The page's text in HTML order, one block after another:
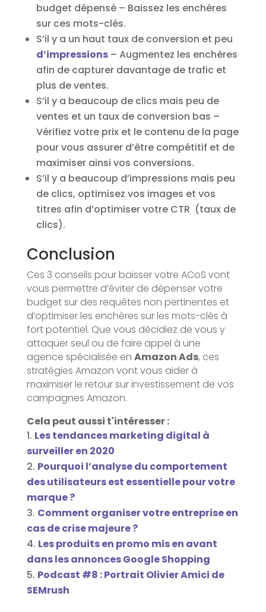
budget dépensé – Baissez les enchères
sur ces mots-clés.
S’il y a un haut taux de conversion et peu
d’impressions– Augmentez les enchères
afin de capturer davantage de trafic et
plus de ventes.
S’il y a beaucoup de clics mais peu de
ventes et un taux de conversion bas –
Vérifiez votre prix et le contenu de la page
pour vous assurer d’être compétitif et de
maximiser ainsi vos conversions.
S’il y a beaucoup d’impressions mais peu
de clics, optimisez vos images et vos
titres afin d’optimiser votre CTR (taux de
clics).
Conclusion
Ces 3 conseils pour baisser votre ACoS vont
vous permettre d’éviter de dépenser votre
budget sur des requêtes non pertinentes et
d’optimiser les enchères sur les mots-clés à
fort potentiel. Que vous décidiez de vous y
attaquer seul ou de faire appel à une
agence spécialisée en Amazon Ads, ces
stratégies Amazon vont vous aider à
maximiser le retour sur investissement de vos
campagnes Amazon.
Cela peut aussi t'intéresser :
Les tendances marketing digital à
surveiller en 2020
Pourquoi l’analyse du comportement
des utilisateurs est essentielle pour votre
marque ?
Comment organiser votre entreprise en
cas de crise majeure ?
Les produits en promo mis en avant
dans les annonces Google Shopping
Podcast #8 : Portrait Olivier Amici de
SEMrush